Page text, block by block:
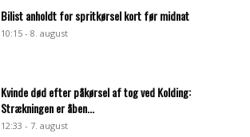
Bilist anholdt for spritkørsel kort før midnat
10:15 - 8. august
Kvinde død efter påkørsel af tog ved Kolding:
Strækningen er åben...
12:33 - 7. august